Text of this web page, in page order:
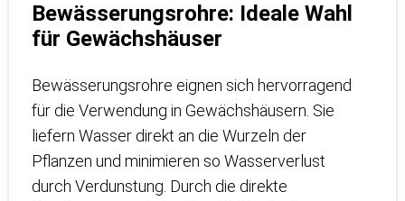
Bewässerungsrohre: Ideale Wahl
für Gewächshäuser
Bewässerungsrohre eignen sich hervorragend
für die Verwendung in Gewächshäusern. Sie
liefern Wasser direkt an die Wurzeln der
Pflanzen und minimieren so Wasserverlust
durch Verdunstung. Durch die direkte